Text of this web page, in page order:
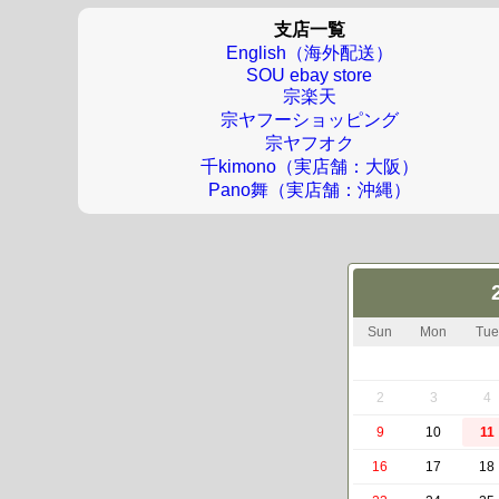
支店一覧
English（海外配送）
SOU ebay store
宗楽天
宗ヤフーショッピング
宗ヤフオク
千kimono（実店舗：大阪）
Pano舞（実店舗：沖縄）
Sun Mon Tue
2 3 4
9 10 11
16 17 18